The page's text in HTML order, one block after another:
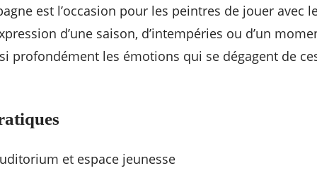
est l’occasion pour les peintres de jouer avec
d’une saison, d’intempéries ou d’un
profondément les émotions qui se dégagent de
et espace jeunesse